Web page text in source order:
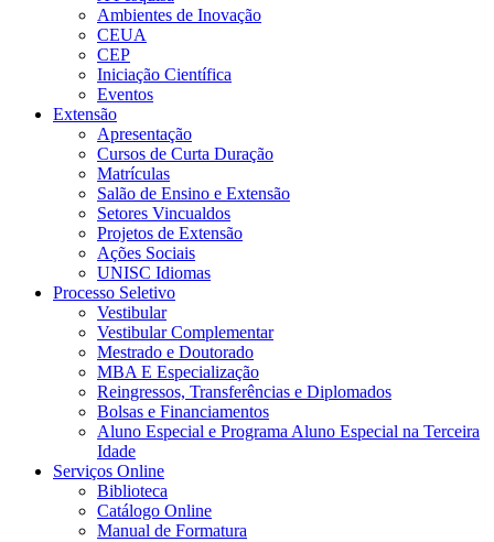
Ambientes de Inovação
CEUA
CEP
Iniciação Científica
Eventos
Extensão
Apresentação
Cursos de Curta Duração
Matrículas
Salão de Ensino e Extensão
Setores Vincualdos
Projetos de Extensão
Ações Sociais
UNISC Idiomas
Processo Seletivo
Vestibular
Vestibular Complementar
Mestrado e Doutorado
MBA E Especialização
Reingressos, Transferências e Diplomados
Bolsas e Financiamentos
Aluno Especial e Programa Aluno Especial na Terceira
Idade
Serviços Online
Biblioteca
Catálogo Online
Manual de Formatura